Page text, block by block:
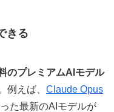
きる
のプレミアムAIモデル
例えば、 Claude Opus
た最新のAIモデルが